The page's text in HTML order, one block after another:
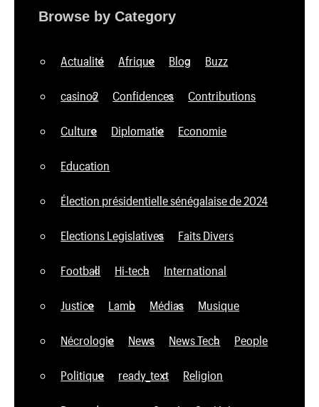
Browse by Category
Actualité Afrique Blog Buzz
casino2 Confidences Contributions
Culture Diplomatie Economie
Education
Élection présidentielle sénégalaise de 2024
Elections Legislatives Faits Divers
Football Hi-tech International
Justice Lamb Médias Musique
Nécrologie News News Tech People
Politique ready_text Religion